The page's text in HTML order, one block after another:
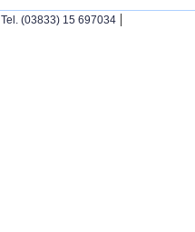
Tel. (03833) 15 697034 |